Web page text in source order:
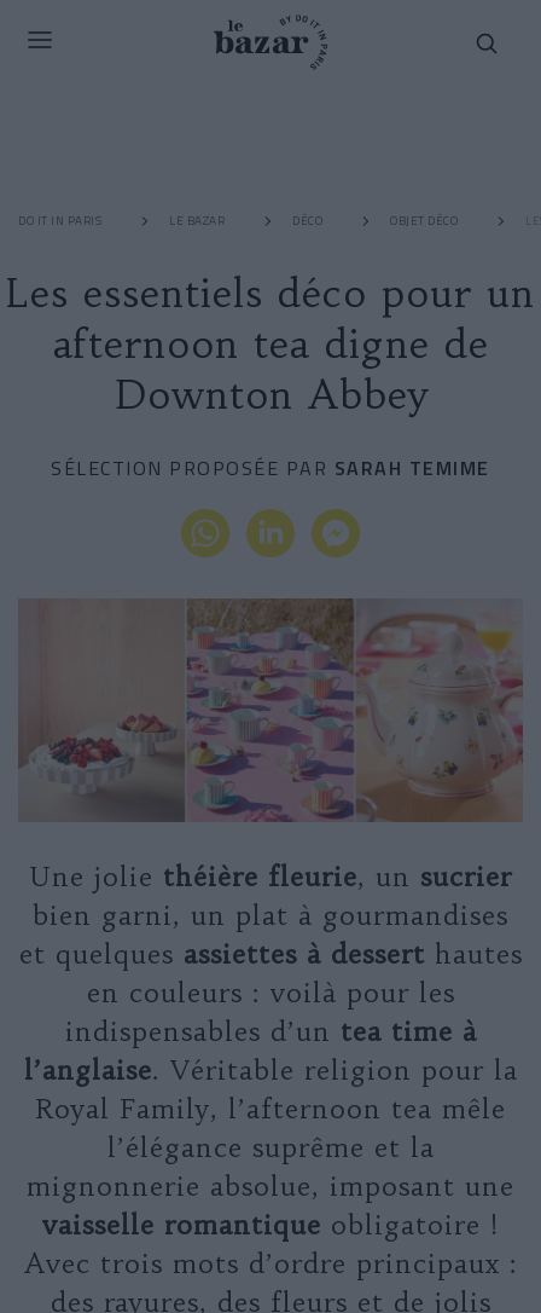
DO IT IN PARIS LE BAZAR DÉCO OBJET DÉCO
Les essentiels déco pour un
afternoon tea digne de
Downton Abbey
SÉLECTION PROPOSÉE PAR SARAH TEMIME
Une jolie théière fleurie, un sucrier
bien garni, un plat à gourmandises
et quelques assiettes à dessert hautes
en couleurs : voilà pour les
indispensables d’un tea time à
l’anglaise. Véritable religion pour la
Royal Family, l’afternoon tea mêle
l’élégance suprême et la
mignonnerie absolue, imposant une
vaisselle romantique obligatoire !
Avec trois mots d’ordre principaux :
des rayures, des fleurs et de jolis